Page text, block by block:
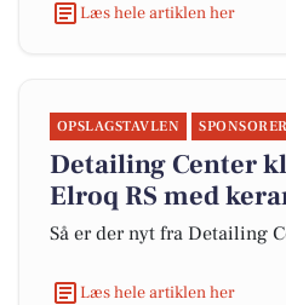
Læs hele artiklen her
OPSLAGSTAVLEN
Detailing Center
Elroq RS med
Så er der nyt fra Detailing
Læs hele artiklen her